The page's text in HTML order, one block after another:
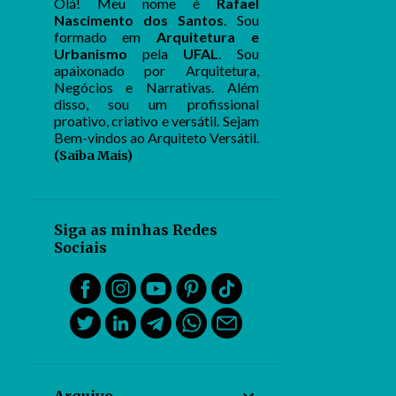
Nascimento dos Santos. Sou
formado em Arquitetura e
Urbanismo pela UFAL. Sou
apaixonado por Arquitetura,
Negócios e Narrativas. Além
disso, sou um profissional
proativo, criativo e versátil. Sejam
Bem-vindos ao Arquiteto Versátil.
(Saiba Mais)
Siga as minhas Redes
Sociais